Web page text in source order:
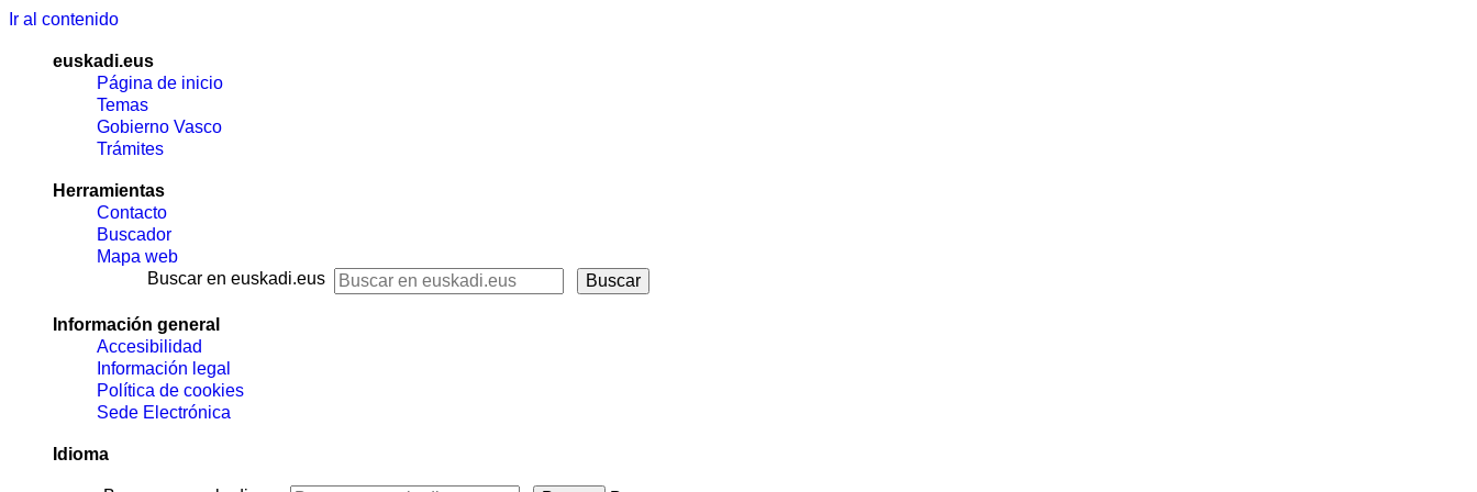
Ir al contenido
euskadi.eus
Página de inicio
Temas
Gobierno Vasco
Trámites
Herramientas
Contacto
Buscador
Mapa web
Buscar en euskadi.eus
Información general
Accesibilidad
Información legal
Política de cookies
Sede Electrónica
Idioma